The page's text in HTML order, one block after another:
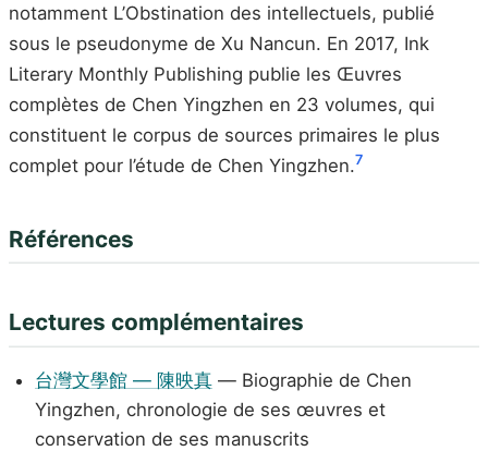
notamment L’Obstination des intellectuels, publié
sous le pseudonyme de Xu Nancun. En 2017, Ink
Literary Monthly Publishing publie les Œuvres
complètes de Chen Yingzhen en 23 volumes, qui
constituent le corpus de sources primaires le plus
complet pour l’étude de Chen Yingzhen.7
Références
Lectures complémentaires
台灣文學館 — 陳映真 — Biographie de Chen
Yingzhen, chronologie de ses œuvres et
conservation de ses manuscrits